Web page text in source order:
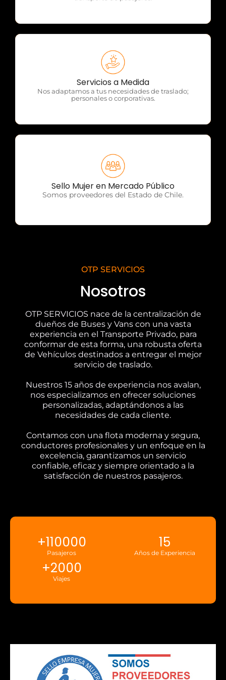
Servicios a Medida
Nos adaptamos a tus necesidades de traslado;
personales o corporativas.
OTP Servicios
Sello Mujer en Mercado Público
Somos proveedores del Estado de Chile.
OTP Servicios
OTP SERVICIOS
Nosotros
OTP SERVICIOS nace de la centralización de
dueños de Buses y Vans con una vasta
experiencia en el Transporte Privado, para
conformar de esta forma, una robusta oferta
de Vehículos destinados a entregar el mejor
servicio de traslado.
Nuestros 15 años de experiencia nos avalan,
nos especializamos en ofrecer soluciones
personalizadas, adaptándonos a las
necesidades de cada cliente.
Contamos con una flota moderna y segura,
conductores profesionales y un enfoque en la
excelencia, garantizamos un servicio
confiable, eficaz y siempre orientado a la
satisfacción de nuestros pasajeros.
Pasajeros
+110000
Años de Experiencia
15
Viajes
+2000